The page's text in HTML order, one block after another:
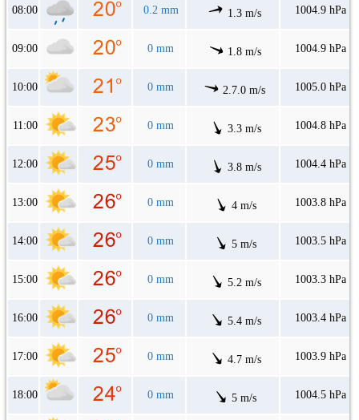
08:00 0.2 mm 1.3 m/s 1004.9 hPa
09:00 0 mm 1.8 m/s 1004.9 hPa
10:00 0 mm 2.7.0 m/s 1005.0 hPa
11:00 0 mm 3.3 m/s 1004.8 hPa
12:00 0 mm 3.8 m/s 1004.4 hPa
13:00 0 mm 4 m/s 1003.8 hPa
14:00 0 mm 5 m/s 1003.5 hPa
15:00 0 mm 5.2 m/s 1003.3 hPa
16:00 0 mm 5.4 m/s 1003.4 hPa
17:00 0 mm 4.7 m/s 1003.9 hPa
18:00 0 mm 5 m/s 1004.5 hPa